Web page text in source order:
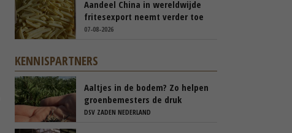
Aandeel China in wereldwijde
fritesexport neemt verder toe
07-08-2026
KENNISPARTNERS
Aaltjes in de bodem? Zo helpen
groenbemesters de druk
natuurlijk verlagen
DSV ZADEN NEDERLAND